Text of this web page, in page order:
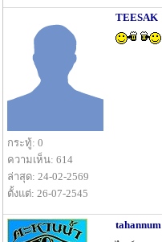
กระทู้: 0
ความเห็น: 614
ล่าสุด: 24-02-2569
ตั้งแต่: 26-07-2545
TEESAK
tahannum